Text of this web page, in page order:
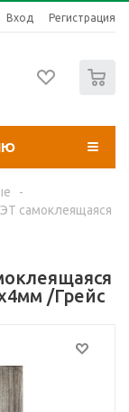
Вход Регистрация
-
самоклеящаяся
/Грейс